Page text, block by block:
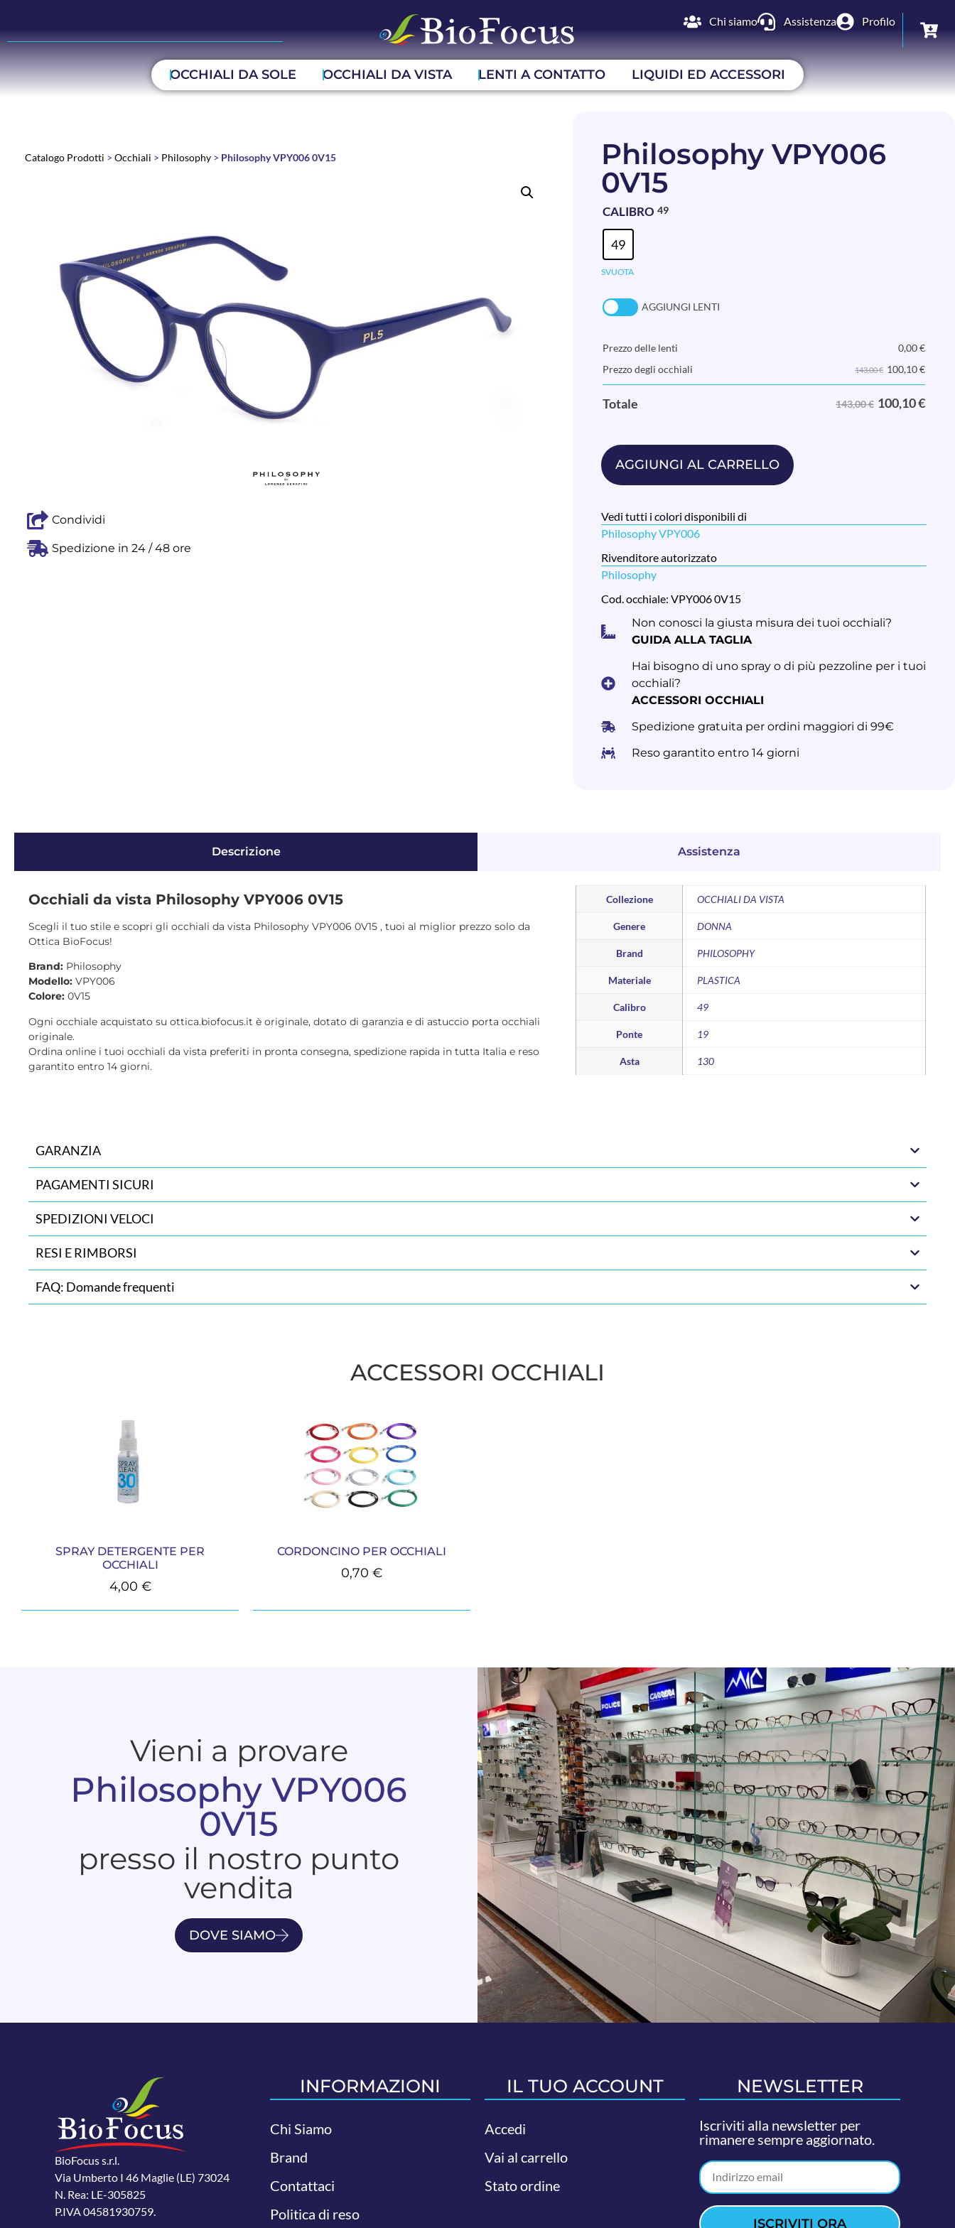
Chi siamo Assistenza Profilo
OCCHIALI DA SOLE OCCHIALI DA VISTA LENTI A CONTATTO LIQUIDI ED ACCESSORI
Catalogo Prodotti > Occhiali > Philosophy > Philosophy VPY006 0V15
Condividi
Spedizione in 24 / 48 ore
Philosophy VPY006
0V15
CALIBRO 49
49
SVUOTA
AGGIUNGI LENTI
Prezzo delle lenti 0,00€
Prezzo degli occhiali
143,00 € 100,10€
Totale 143,00 € 100,10€
AGGIUNGI AL CARRELLO
Vedi tutti i colori disponibili di
Philosophy VPY006
Rivenditore autorizzato
Philosophy
Cod. occhiale: VPY006 0V15
Non conosci la giusta misura dei tuoi occhiali?
GUIDA ALLA TAGLIA
Hai bisogno di uno spray o di più pezzoline per i tuoi
occhiali?
ACCESSORI OCCHIALI
Spedizione gratuita per ordini maggiori di 99€
Reso garantito entro 14 giorni
Descrizione Assistenza
Occhiali da vista Philosophy VPY006 0V15
Scegli il tuo stile e scopri gli occhiali da vista Philosophy VPY006 0V15 , tuoi al miglior prezzo solo da
Ottica BioFocus!
Brand: Philosophy
Modello: VPY006
Colore: 0V15
Ogni occhiale acquistato su ottica.biofocus.it è originale, dotato di garanzia e di astuccio porta occhiali
originale.
Ordina online i tuoi occhiali da vista preferiti in pronta consegna, spedizione rapida in tutta Italia e reso
garantito entro 14 giorni.
Collezione OCCHIALI DA VISTA
Genere DONNA
Brand PHILOSOPHY
Materiale PLASTICA
Calibro 49
Ponte 19
Asta 130
GARANZIA
PAGAMENTI SICURI
SPEDIZIONI VELOCI
RESI E RIMBORSI
FAQ: Domande frequenti
ACCESSORI OCCHIALI
SPRAY DETERGENTE PER
OCCHIALI
4,00 €
CORDONCINO PER OCCHIALI
0,70 €
Vieni a provare
Philosophy VPY006
0V15
presso il nostro punto
vendita
DOVE SIAMO
BioFocus s.r.l.
Via Umberto I 46 Maglie (LE) 73024
N. Rea: LE-305825
P.IVA 04581930759.
INFORMAZIONI
Chi Siamo
Brand
Contattaci
Politica di reso
IL TUO ACCOUNT
Accedi
Vai al carrello
Stato ordine
NEWSLETTER
Iscriviti alla newsletter per
rimanere sempre aggiornato.
ISCRIVITI ORA